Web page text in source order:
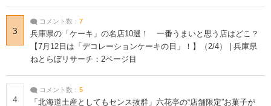
3
コメント数： 7
兵庫県の「ケーキ」の名店10選！ 一番うまいと思う店はどこ？
【7月12日は「デコレーションケーキの日」！】（2/4） | 兵庫県
ねとらぼリサーチ：2ページ目
4
コメント数： 5
「北海道土産としてもセンス抜群」六花亭の“店舗限定”お菓子が